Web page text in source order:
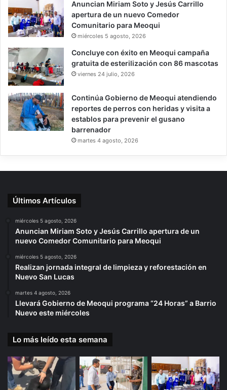
Anuncian Miriam Soto y Jesús Carrillo
apertura de un nuevo Comedor
Comunitario para Meoqui
miércoles 5 agosto, 2026
Concluye con éxito en Meoqui campaña
gratuita de esterilización con 86 mascotas
viernes 24 julio, 2026
Continúa Gobierno de Meoqui atendiendo
reportes de perros con heridas y visita a
establos para prevenir el gusano
barrenador
martes 4 agosto, 2026
Últimos Artículos
miércoles 5 agosto, 2026
Anuncian Miriam Soto y Jesús Carrillo apertura de un
nuevo Comedor Comunitario para Meoqui
miércoles 5 agosto, 2026
Realizan jornada integral de limpieza y reforestación en
Nuevo San Lucas
martes 4 agosto, 2026
Llevará Gobierno de Meoqui programa “24 Horas” a Barrio
Nuevo este miércoles
Lo más leído esta semana